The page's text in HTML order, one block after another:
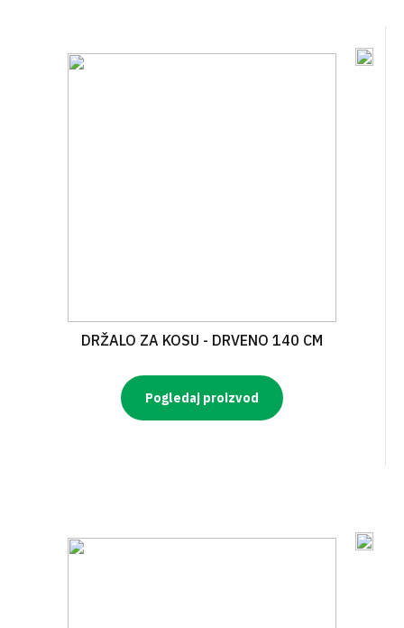
DRŽALO ZA KOSU - DRVENO 140 CM
Pogledaj proizvod